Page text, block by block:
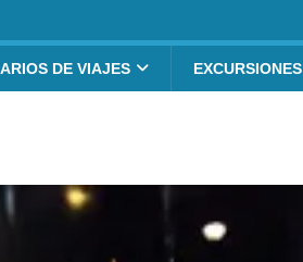
DE VIAJES EXCURSIONES